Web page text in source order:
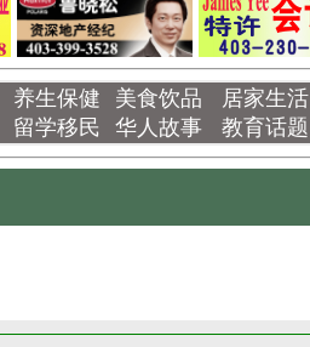
养生保健 美食饮品 居家生活
留学移民 华人故事 教育话题